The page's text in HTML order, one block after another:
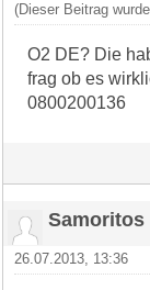
(Dieser Beitrag
O2 DE? Die
frag ob es
0800200136
Samoritos
26.07.2013, 13:36